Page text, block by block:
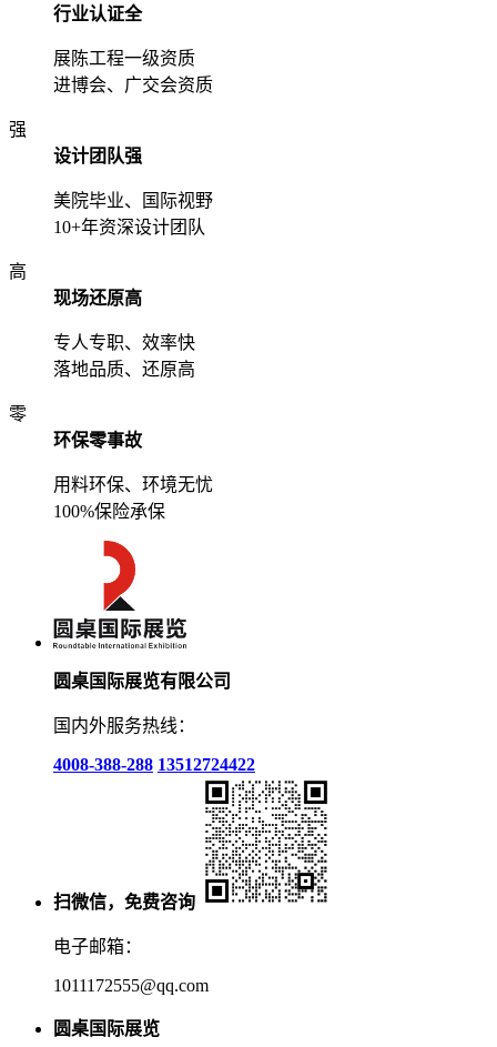
行业认证全
展陈工程一级资质
进博会、广交会资质
强
设计团队强
美院毕业、国际视野
10+年资深设计团队
高
现场还原高
专人专职、效率快
落地品质、还原高
零
环保零事故
用料环保、环境无忧
100%保险承保
圆桌国际展览有限公司
国内外服务热线：
4008-388-288 13512724422
扫微信，免费咨询
电子邮箱：
1011172555@qq.com
圆桌国际展览